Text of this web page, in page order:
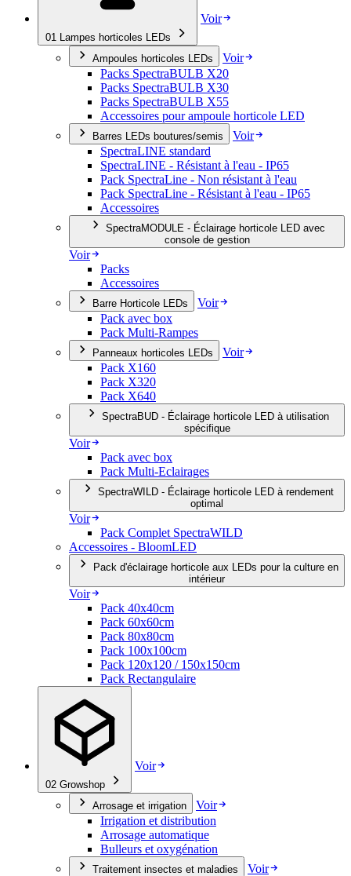
01 Lampes horticoles LEDs
Voir
Ampoules horticoles LEDs
Voir
Packs SpectraBULB X20
Packs SpectraBULB X30
Packs SpectraBULB X55
Accessoires pour ampoule horticole LED
Barres LEDs boutures/semis
Voir
SpectraLINE standard
SpectraLINE - Résistant à l'eau - IP65
Pack SpectraLine - Non résistant à l'eau
Pack SpectraLine - Résistant à l'eau - IP65
Accessoires
console de gestion
Voir
Packs
Accessoires
Barre Horticole LEDs
Voir
Pack avec box
Pack Multi-Rampes
Panneaux horticoles LEDs
Voir
Pack X160
Pack X320
Pack X640
spécifique
Voir
Pack avec box
Pack Multi-Eclairages
optimal
Voir
Pack Complet SpectraWILD
Accessoires - BloomLED
intérieur
Voir
Pack 40x40cm
Pack 60x60cm
Pack 80x80cm
Pack 100x100cm
Pack 120x120 / 150x150cm
Pack Rectangulaire
02 Growshop
Voir
Arrosage et irrigation
Voir
Irrigation et distribution
Arrosage automatique
Bulleurs et oxygénation
Traitement insectes et maladies
Voir